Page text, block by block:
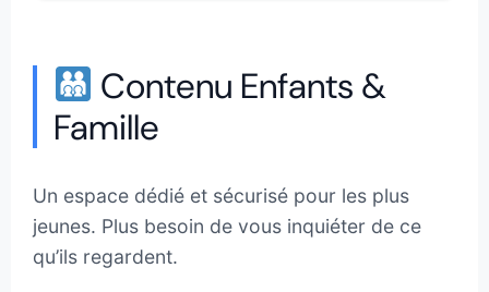
Contenu Enfants &
Famille
Un espace dédié et sécurisé pour les plus
jeunes. Plus besoin de vous inquiéter de ce
qu’ils regardent.